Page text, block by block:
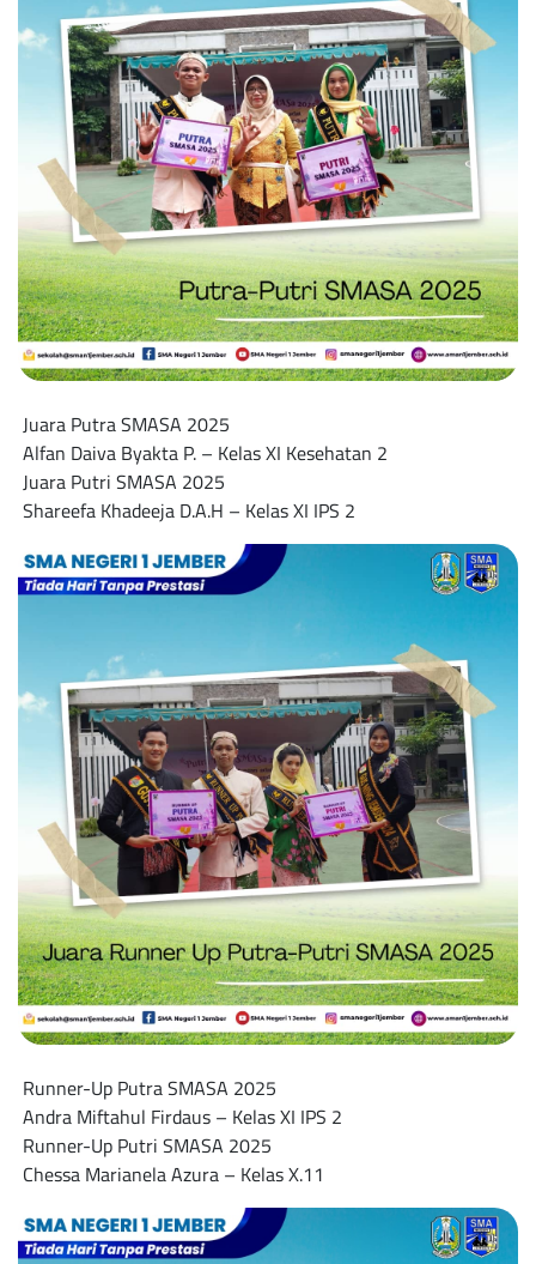
Juara Putra SMASA 2025
Alfan Daiva Byakta P. – Kelas XI Kesehatan 2
Juara Putri SMASA 2025
Shareefa Khadeeja D.A.H – Kelas XI IPS 2
Runner-Up Putra SMASA 2025
Andra Miftahul Firdaus – Kelas XI IPS 2
Runner-Up Putri SMASA 2025
Chessa Marianela Azura – Kelas X.11